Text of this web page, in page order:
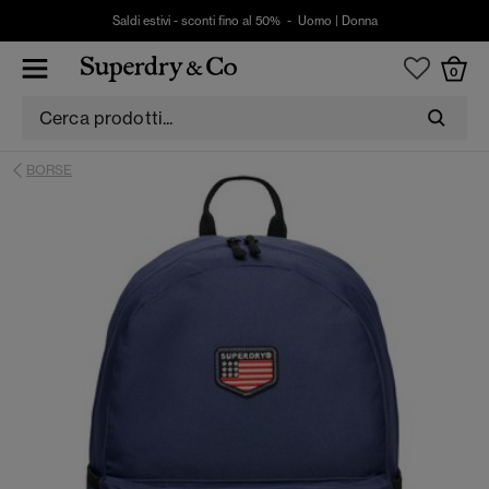
Saldi estivi - sconti fino al 50% - Uomo Donna
0
BORSE